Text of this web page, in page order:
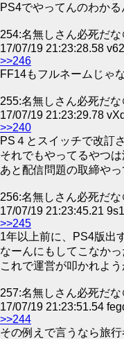
PS4でやってんのわかる
254:名無しさん必死だな
17/07/19 21:23:28.58
>>246
FF14もフルネームじゃ
255:名無しさん必死だな
17/07/19 21:23:29.78
>>240
PS４とスイッチで改訂
それでもやってるやつ
あと配信問題の取締や
256:名無しさん必死だな
17/07/19 21:23:45.21
>>245
1年以上前に、PS4版出
なーんにもしてこなかっ
これで運営が叩かれよ
257:名無しさん必死だな
17/07/19 21:23:51.54
>>244
その例えで言うなら旅